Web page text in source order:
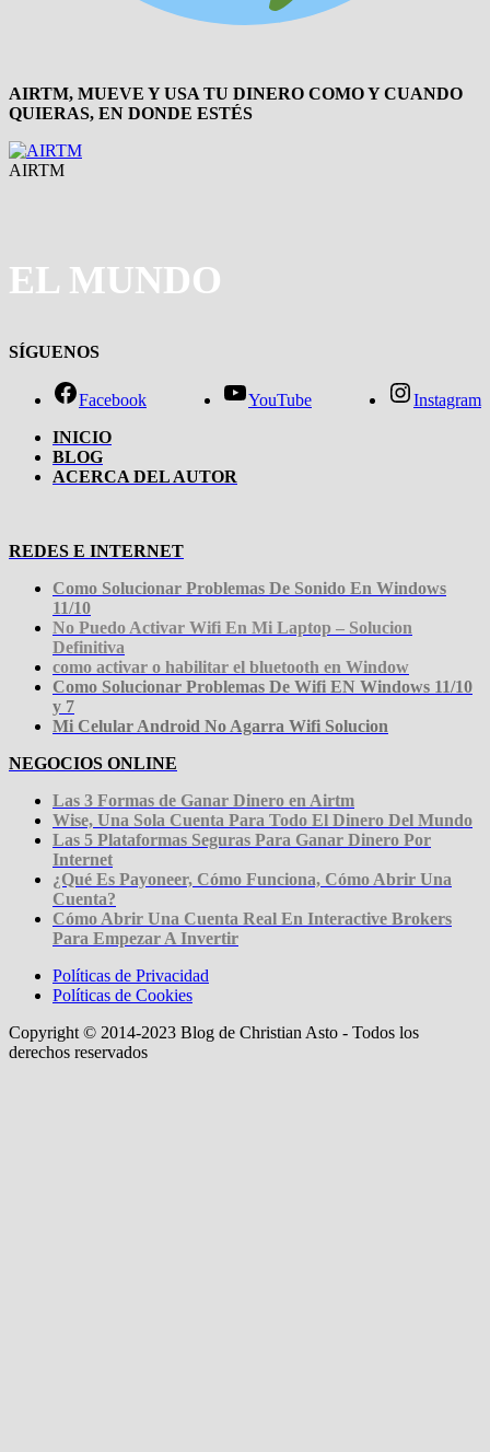
AIRTM, MUEVE Y USA TU DINERO COMO Y CUANDO
QUIERAS, EN DONDE ESTÉS
AIRTM
EL MUNDO
SÍGUENOS
Facebook YouTube
Instagram
INICIO
BLOG
ACERCA DEL AUTOR
REDES E INTERNET
Como Solucionar Problemas De Sonido En Windows
11/10
No Puedo Activar Wifi En Mi Laptop – Solucion
Definitiva
como activar o habilitar el bluetooth en Window
Como Solucionar Problemas De Wifi EN Windows 11/10
y 7
Mi Celular Android No Agarra Wifi Solucion
NEGOCIOS ONLINE
Las 3 Formas de Ganar Dinero en Airtm
Wise, Una Sola Cuenta Para Todo El Dinero Del Mundo
Las 5 Plataformas Seguras Para Ganar Dinero Por
Internet
¿Qué Es Payoneer, Cómo Funciona, Cómo Abrir Una
Cuenta?
Cómo Abrir Una Cuenta Real En Interactive Brokers
Para Empezar A Invertir
Políticas de Privacidad
Políticas de Cookies
Copyright © 2014-2023 Blog de Christian Asto - Todos los
derechos reservados